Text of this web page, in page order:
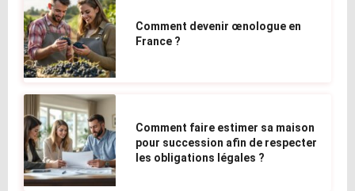
Comment devenir œnologue en
France ?
Comment faire estimer sa maison
pour succession afin de respecter
les obligations légales ?